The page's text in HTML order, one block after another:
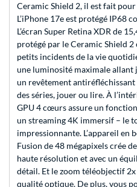
Ceramic Shield 2, il est fait
L’iPhone 17e est protégé IP68
L’écran Super Retina XDR de
protégé par le Ceramic Shield
petits incidents de la vie
une luminosité maximale allant
un revêtement
des séries, jouer ou lire. À
GPU 4 cœurs assure un
un streaming 4K immersif – le
impressionnante. L’appareil en
Fusion de 48 mégapixels crée
haute résolution et avec un
détail. Et le zoom téléobjectif
qualité optique. De plus, vous